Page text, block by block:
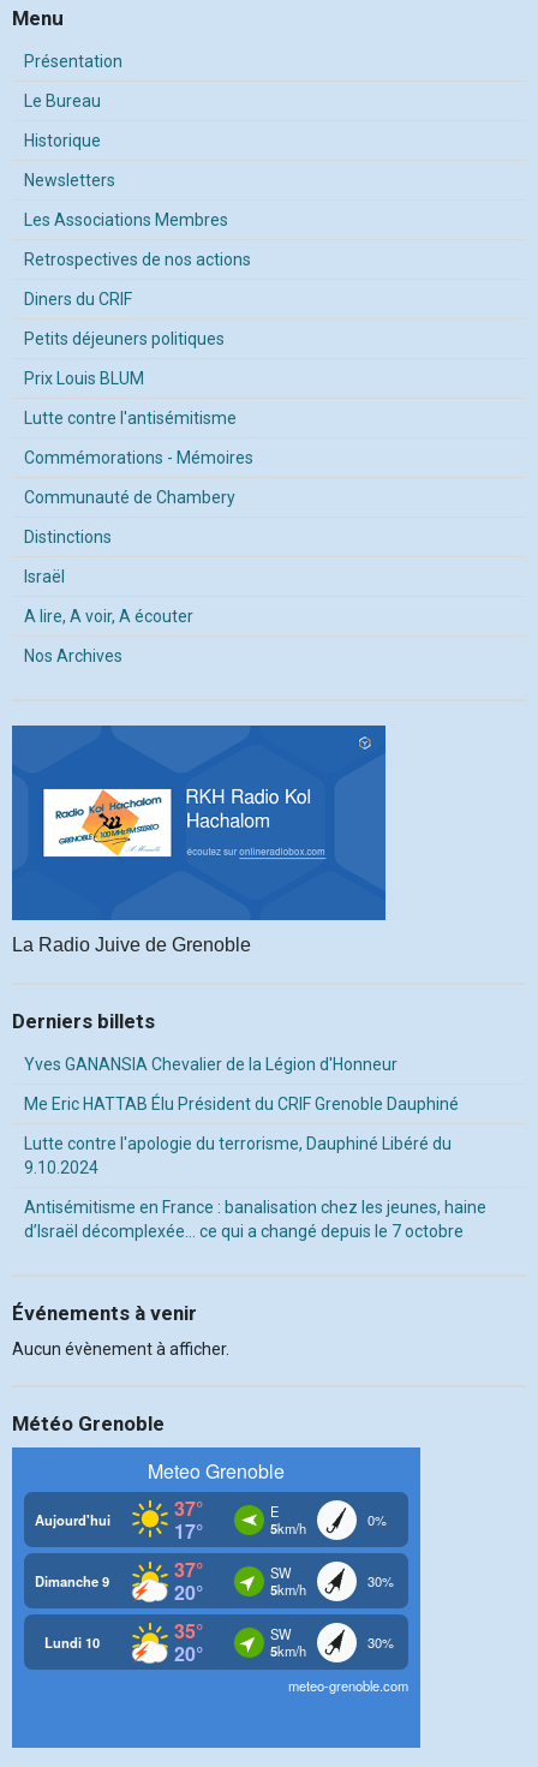
Menu
Présentation
Le Bureau
Historique
Newsletters
Les Associations Membres
Retrospectives de nos actions
Diners du CRIF
Petits déjeuners politiques
Prix Louis BLUM
Lutte contre l'antisémitisme
Commémorations - Mémoires
Communauté de Chambery
Distinctions
Israël
A lire, A voir, A écouter
Nos Archives
La Radio Juive de Grenoble
Derniers billets
Yves GANANSIA Chevalier de la Légion d'Honneur
Me Eric HATTAB Élu Président du CRIF Grenoble Dauphiné
Lutte contre l'apologie du terrorisme, Dauphiné Libéré du
9.10.2024
Antisémitisme en France : banalisation chez les jeunes, haine
d’Israël décomplexée… ce qui a changé depuis le 7 octobre
Événements à venir
Aucun évènement à afficher.
Météo Grenoble